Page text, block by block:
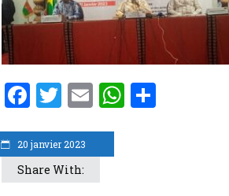
20 janvier 2023
Facebook
Twitter
Email
Share With: